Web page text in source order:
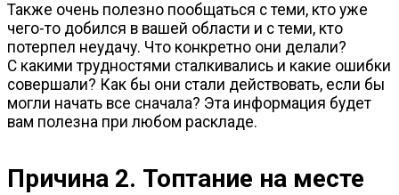
Также очень полезно пообщаться с теми, кто уже
чего-то добился в вашей области и с теми, кто
потерпел неудачу. Что конкретно они делали?
С какими трудностями сталкивались и какие ошибки
совершали? Как бы они стали действовать, если бы
могли начать все сначала? Эта информация будет
вам полезна при любом раскладе.
Причина 2. Топтание на месте